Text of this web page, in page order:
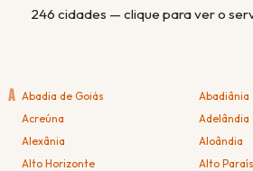
246 cidades — clique para ver o
A Abadia de Goiás
Abadiânia
Acreúna
Adelândia
Alexânia
Aloândia
Alto Horizonte
Alto